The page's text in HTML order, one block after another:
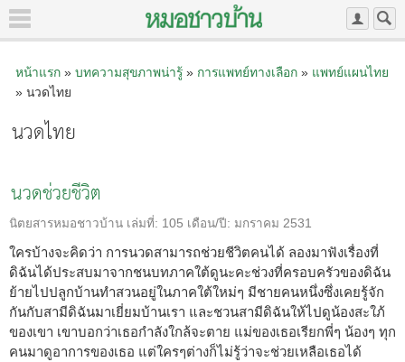
หน้าแรก» บทความสุขภาพน่ารู้» การแพทย์ทางเลือก» แพทย์แผนไทย
» นวดไทย
นวดไทย
นวดช่วยชีวิต
นิตยสารหมอชาวบ้าน เล่มที่: 105 เดือน/ปี: มกราคม 2531
ใครบ้างจะคิดว่า การนวดสามารถช่วยชีวิตคนได้ ลองมาฟังเรื่องที่
ดิฉันได้ประสบมาจากชนบทภาคใต้ดูนะคะช่วงที่ครอบครัวของดิฉัน
ย้ายไปปลูกบ้านทำสวนอยู่ในภาคใต้ใหม่ๆ มีชายคนหนึ่งซึ่งเคยรู้จัก
กันกับสามีดิฉันมาเยี่ยมบ้านเรา และชวนสามีดิฉันให้ไปดูน้องสะใภ้
ของเขา เขาบอกว่าเธอกำลังใกล้จะตาย แม่ของเธอเรียกพี่ๆ น้องๆ ทุก
คนมาดูอาการของเธอ แต่ใครๆต่างก็ไม่รู้ว่าจะช่วยเหลือเธอได้